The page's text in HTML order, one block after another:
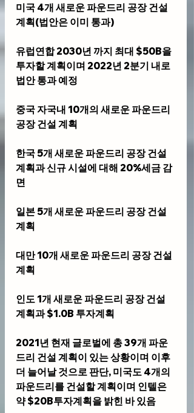
미국 4개 새로운 파운드리 공장 건설
계획(법안은 이미 통과)
유럽연합 2030년 까지 최대 $50B을
투자할 계획이며 2022년 2분기 내로
법안 통과 예정
중국 자국내 10개의 새로운 파운드리
공장 건설 계획
한국 5개 새로운 파운드리 공장 건설
계획과 신규 시설에 대해 20%세금 감
면
일본 5개 새로운 파운드리 공장 건설
계획
대만 10개 새로운 파운드리 공장 건설
계획
인도 1개 새로운 파운드리 공장 건설
계획과 $1.0B 투자계획
2021년 현재 글로벌에 총 39개 파운
드리 건설 계획이 있는 상황이며 이후
더 늘어날 것으로 판단, 미국도 4개의
파운드리를 건설할 계획이며 인텔은
약 $20B투자계획을 밝힌 바 있음